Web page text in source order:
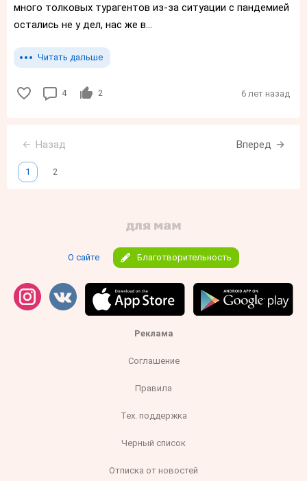
много толковых турагентов из-за ситуации с пандемией
остались не у дел, нас же в...
Читать дальше
4 2 6 лет назад
Назад Вперед
1 2
О сайте Благотворительность
Реклама
Соглашение
Правила
Тех. поддержка
Черный список
Отписка от новостей